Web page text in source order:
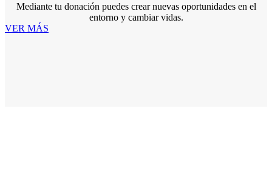
Mediante tu donación puedes crear nuevas oportunidades en el
entorno y cambiar vidas.
VER MÁS